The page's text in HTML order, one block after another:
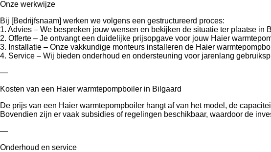
Onze werkwijze
Bij [Bedrijfsnaam] werken we volgens een gestructureerd proces:
1. Advies – We bespreken jouw wensen en bekijken de situatie ter plaatse in
2. Offerte – Je ontvangt een duidelijke prijsopgave voor jouw Haier
3. Installatie – Onze vakkundige monteurs installeren de Haier
4. Service – Wij bieden onderhoud en ondersteuning voor jarenlang
—
Kosten van een Haier warmtepompboiler in Bilgaard
De prijs van een Haier warmtepompboiler hangt af van het model, de
Bovendien zijn er vaak subsidies of regelingen beschikbaar, waardoor de
—
Onderhoud en service